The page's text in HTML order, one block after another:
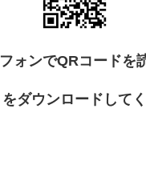
ォンでQRコードを
ダウンロードして